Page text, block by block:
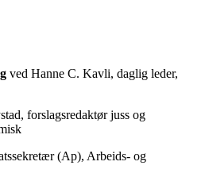
ved Hanne C. Kavli, daglig leder,
forslagsredaktør juss og
(Ap), Arbeids- og